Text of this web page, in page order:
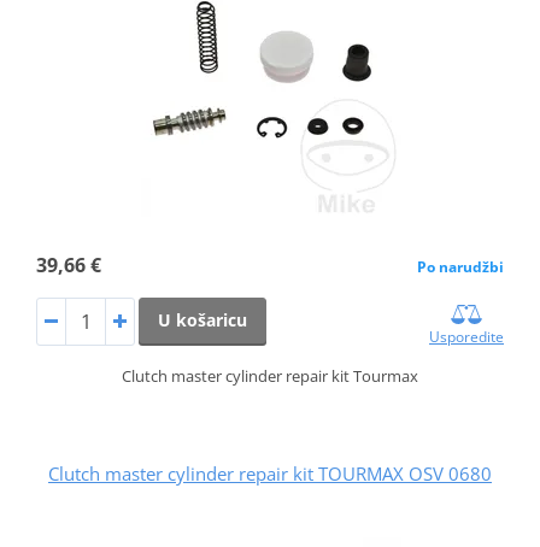
39,66 € Po narudžbi
U košaricu
Usporedite
Clutch master cylinder repair kit Tourmax
Clutch master cylinder repair kit TOURMAX OSV 0680